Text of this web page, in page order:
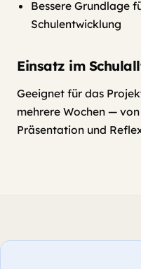
Bessere Grundlage
Schulentwicklung
Einsatz im
Geeignet für das
mehrere Wochen —
Präsentation und